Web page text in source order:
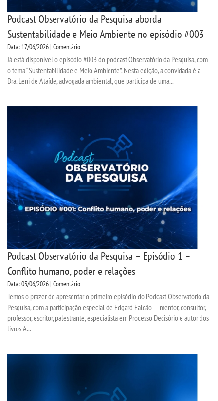
IMPRENSA
TRABALHE CONOSCO
OUVIDORIA
Podcast Observatório da Pesquisa aborda
Sustentabilidade e Meio Ambiente no episódio #003
Data: 17/06/2026 | Comentário
Já está disponível o episódio #003 do podcast Observatório da Pesquisa, com
o tema “Sustentabilidade e Meio Ambiente”. Nesta edição, a convidada é a
Dra. Leni de Ataíde, advogada ambiental, que participa de uma...
Podcast Observatório da Pesquisa – Episódio 1 –
Conflito humano, poder e relações
Data: 03/06/2026 | Comentário
Temos o prazer de apresentar o primeiro episódio do Podcast Observatório da
Pesquisa, com a participação especial de Edgard Falcão — mentor, consultor,
professor, escritor, palestrante, especialista em Processo Decisório e autor dos
livros A...